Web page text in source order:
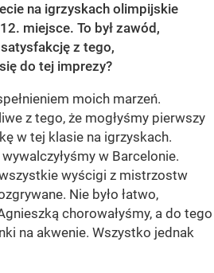
na igrzyskach olimpijskie
miejsce. To był zawód,
z tego,
do tej imprezy?
moich marzeń.
z tego, że mogłyśmy pierwszy
w tej klasie na igrzyskach.
w Barcelonie.
wyścigi z mistrzostw
Nie było łatwo,
chorowałyśmy, a do tego
na akwenie. Wszystko jednak